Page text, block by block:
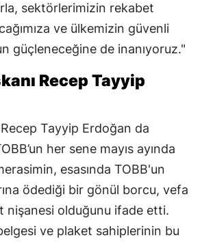
sektörlerimizin rekabet
ve ülkemizin güvenli
güçleneceğine de inanıyoruz."
Recep Tayyip
Tayyip Erdoğan da
her sene mayıs ayında
esasında TOBB'un
ödediği bir gönül borcu, vefa
nişanesi olduğunu ifade etti.
ve plaket sahiplerinin bu